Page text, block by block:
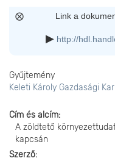
Link a
http://
Gyűjtemény
Keleti Károly Gazdasági Kar
Cím és alcím
A zöldtető
kapcsán
Szerző